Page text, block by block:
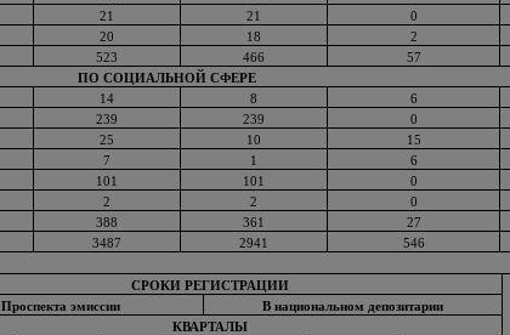
21 21 0
20 18 2
523 466 57
ПО СОЦИАЛЬНОЙ СФЕРЕ
14 8 6
239 239 0
25 10 15
7 1 6
101 101 0
2 2 0
388 361 27
3487 2941 546
СРОКИ РЕГИСТРАЦИИ
Проспекта эмиссии
В национальном депозитарии
КВАРТАЛЫ